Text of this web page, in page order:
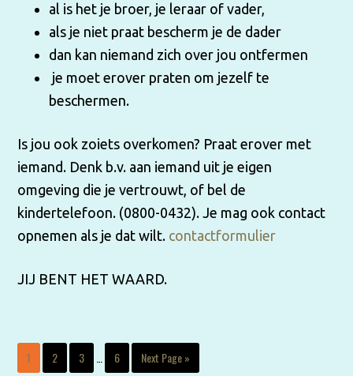
al is het je broer, je leraar of vader,
als je niet praat bescherm je de dader
dan kan niemand zich over jou ontfermen
je moet erover praten om jezelf te
beschermen.
Is jou ook zoiets overkomen? Praat erover met
iemand. Denk b.v. aan iemand uit je eigen
omgeving die je vertrouwt, of bel de
kindertelefoon. (0800-0432). Je mag ook contact
opnemen als je dat wilt. contactformulier
JIJ BENT HET WAARD.
1 2 3 6 Next Page »